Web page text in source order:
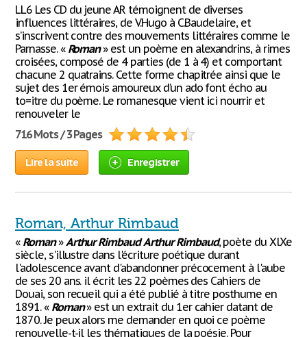
LL6 Les CD du jeune AR témoignent de diverses
influences littéraires, de V.Hugo à C.Baudelaire, et
s’inscrivent contre des mouvements littéraires comme le
Parnasse. « Roman» est un poème en alexandrins, à rimes
croisées, composé de 4 parties (de 1 à 4) et comportant
chacune 2 quatrains. Cette forme chapitrée ainsi que le
sujet des 1er émois amoureux d’un ado font écho au
to=itre du poème. Le romanesque vient ici nourrir et
renouveler le
716 Mots / 3 Pages
Lire la suite Enregistrer
Roman, Arthur Rimbaud
« Roman»Arthur RimbaudArthurRimbaud, poète du XlXe
siècle, s'illustre dans l'écriture poétique durant
l'adolescence avant d'abandonner précocement à l'aube
de ses 20 ans. il écrit les 22 poèmes des Cahiers de
Douai, son recueil qui a été publié à titre posthume en
1891. « Roman» est un extrait du 1er cahier datant de
1870. Je peux alors me demander en quoi ce poème
renouvelle-t-il les thématiques de la poésie. Pour